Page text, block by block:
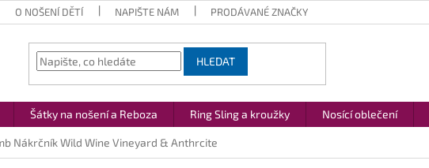
O NOŠENÍ DĚTÍ NAPIŠTE NÁM PRODÁVANÉ ZNAČKY
HLEDAT
Šátky na nošení a Reboza Ring Sling a kroužky Nosící oblečení
Nákrčník Wild Wine Vineyard & Anthrcite